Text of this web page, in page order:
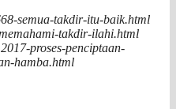
semua-takdir-itu-baik.html
takdir-ilahi.html
proses-penciptaan-
hamba.html